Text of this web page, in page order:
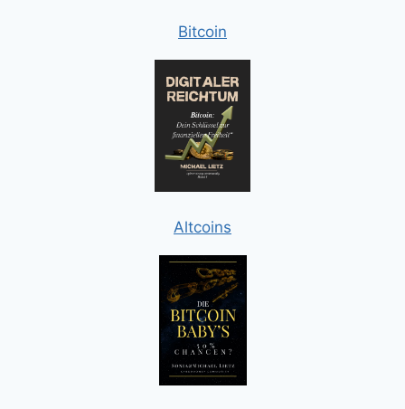
Bitcoin
Altcoins